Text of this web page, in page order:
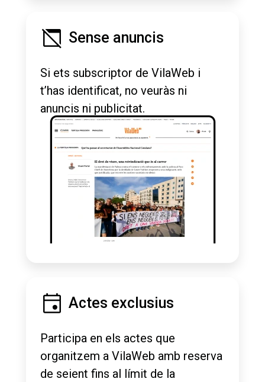
Sense anuncis
Si ets subscriptor de VilaWeb i
t’has identificat, no veuràs ni
anuncis ni publicitat.
Actes exclusius
Participa en els actes que
organitzem a VilaWeb amb reserva
de seient fins al límit de la